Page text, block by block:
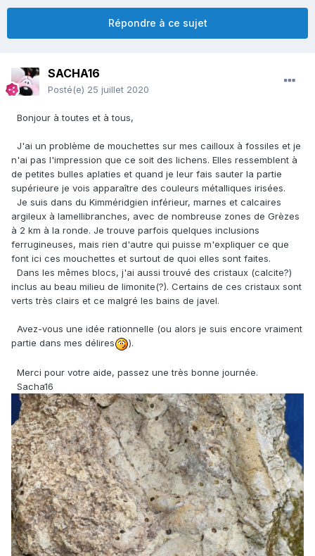
Répondre à ce sujet
SACHA16
Posté(e) 25 juillet 2020
Bonjour à toutes et à tous,
J'ai un problème de mouchettes sur mes cailloux à fossiles et je
n'ai pas l'impression que ce soit des lichens. Elles ressemblent à
de petites bulles aplaties et quand je leur fais sauter la partie
supérieure je vois apparaître des couleurs métalliques irisées.
Je suis dans du Kimméridgien inférieur, marnes et calcaires
argileux à lamellibranches, avec de nombreuse zones de Grèzes
à 2 km à la ronde. Je trouve parfois quelques inclusions
ferrugineuses, mais rien d'autre qui puisse m'expliquer ce que
font ici ces mouchettes et surtout de quoi elles sont faites.
Dans les mêmes blocs, j'ai aussi trouvé des cristaux (calcite?)
inclus au beau milieu de limonite(?). Certains de ces cristaux sont
verts très clairs et ce malgré les bains de javel.
Avez-vous une idée rationnelle (ou alors je suis encore vraiment
partie dans mes délires
).
Merci pour votre aide, passez une très bonne journée.
Sacha16